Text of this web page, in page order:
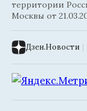
территории
Москвы от
Дзен.Новости |